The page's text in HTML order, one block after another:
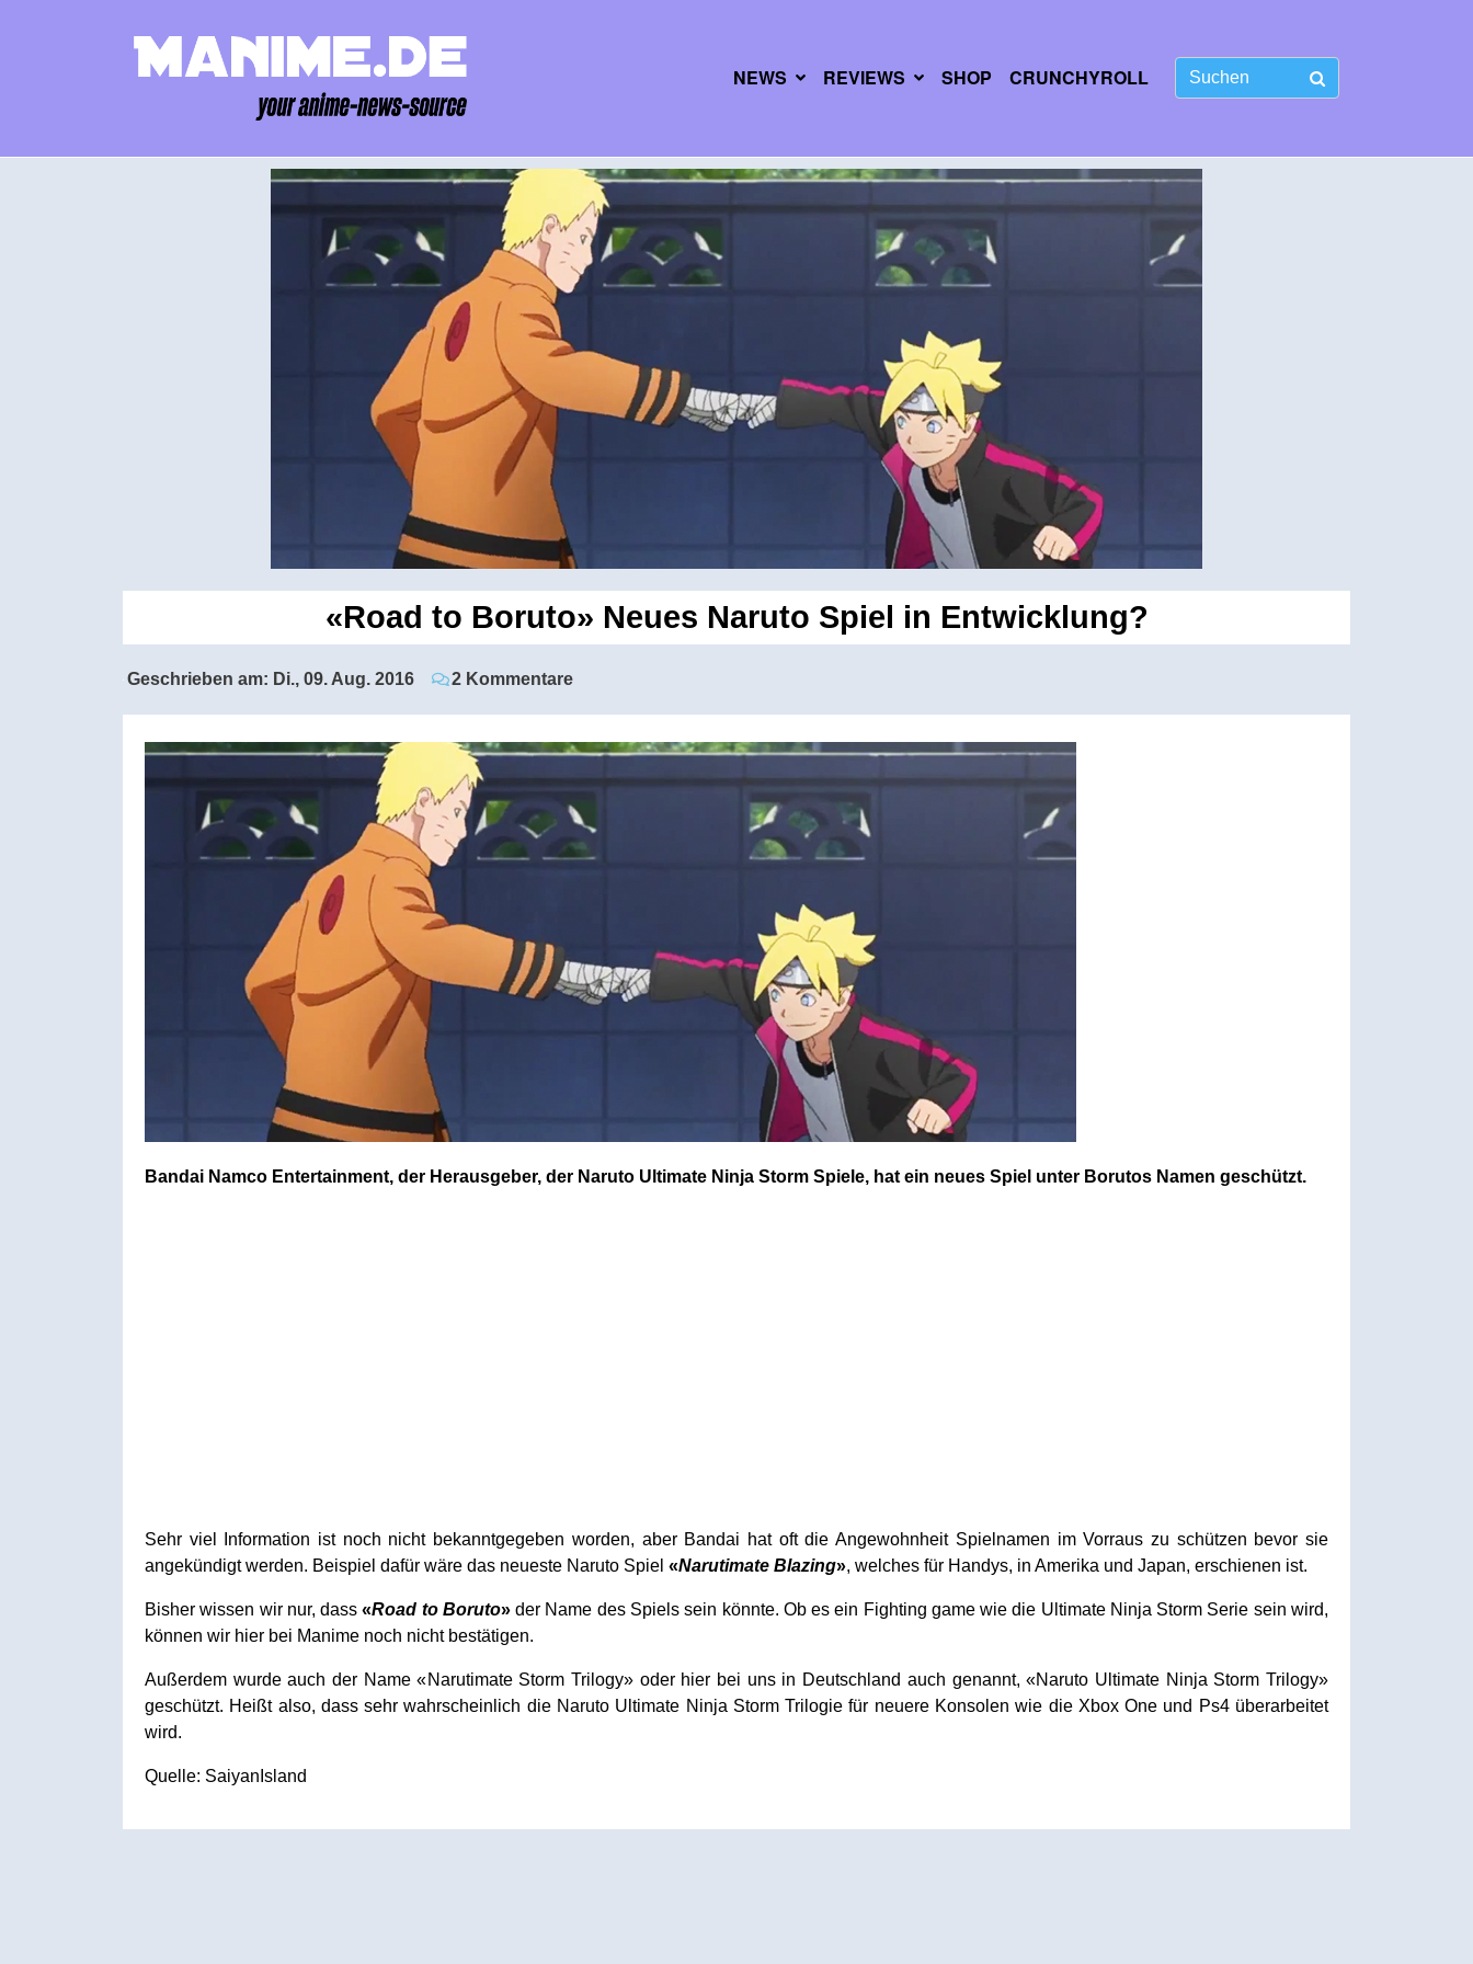
NEWS REVIEWS SHOP CRUNCHYROLL
«Road to Boruto» Neues Naruto Spiel in Entwicklung?
Geschrieben am: Di., 09. Aug. 2016 2 Kommentare
Bandai Namco Entertainment, der Herausgeber, der Naruto Ultimate Ninja Storm Spiele, hat ein neues Spiel unter Borutos Namen geschützt.
Sehr viel Information ist noch nicht bekanntgegeben worden, aber Bandai hat oft die Angewohnheit Spielnamen im Vorraus zu schützen bevor sie
angekündigt werden. Beispiel dafür wäre das neueste Naruto Spiel «Narutimate Blazing», welches für Handys, in Amerika und Japan, erschienen ist.
Bisher wissen wir nur, dass«Road to Boruto»der Name des Spiels sein könnte. Ob es ein Fighting game wie die Ultimate Ninja Storm Serie sein wird,
können wir hier bei Manime noch nicht bestätigen.
Außerdem wurde auch der Name «Narutimate Storm Trilogy» oder hier bei uns in Deutschland auch genannt, «Naruto Ultimate Ninja Storm Trilogy»
geschützt. Heißt also, dass sehr wahrscheinlich die Naruto Ultimate Ninja Storm Trilogie für neuere Konsolen wie die Xbox One und Ps4 überarbeitet
wird.
Quelle: SaiyanIsland